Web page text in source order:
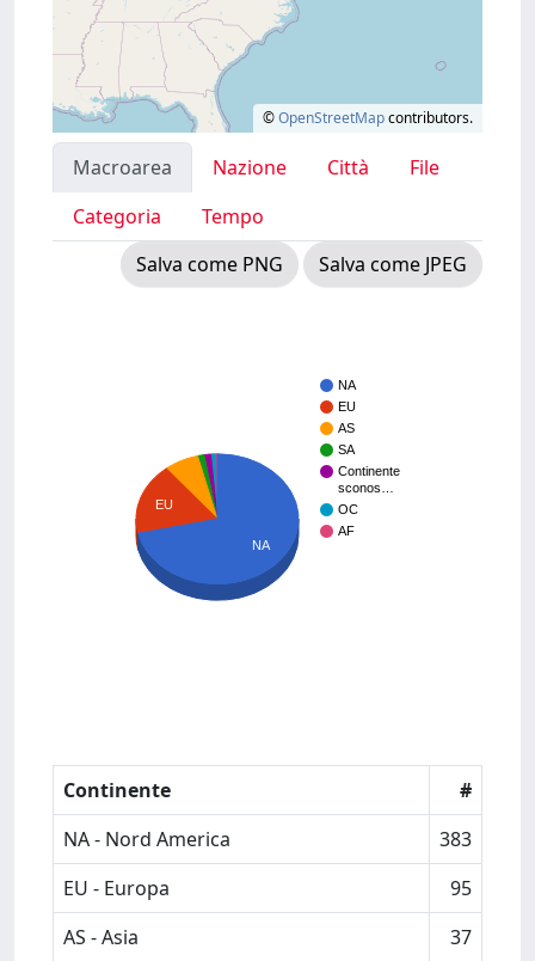
©OpenStreetMapcontributors.
Macroarea Nazione Città
File
Categoria
Tempo
Salva come PNG
Salva come JPEG
NA
EU
AS
SA
Continente
sconos…
OC
AF
EU
NA
Continente
#
NA - Nord America
383
EU - Europa
95
AS - Asia
37